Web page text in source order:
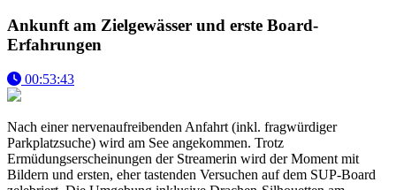
Ankunft am Zielgewässer und erste Board-
Erfahrungen
00:53:43
Nach einer nervenaufreibenden Anfahrt (inkl. fragwürdiger
Parkplatzsuche) wird am See angekommen. Trotz
Ermüdungserscheinungen der Streamerin wird der Moment mit
Bildern und ersten, eher tastenden Versuchen auf dem SUP-Board